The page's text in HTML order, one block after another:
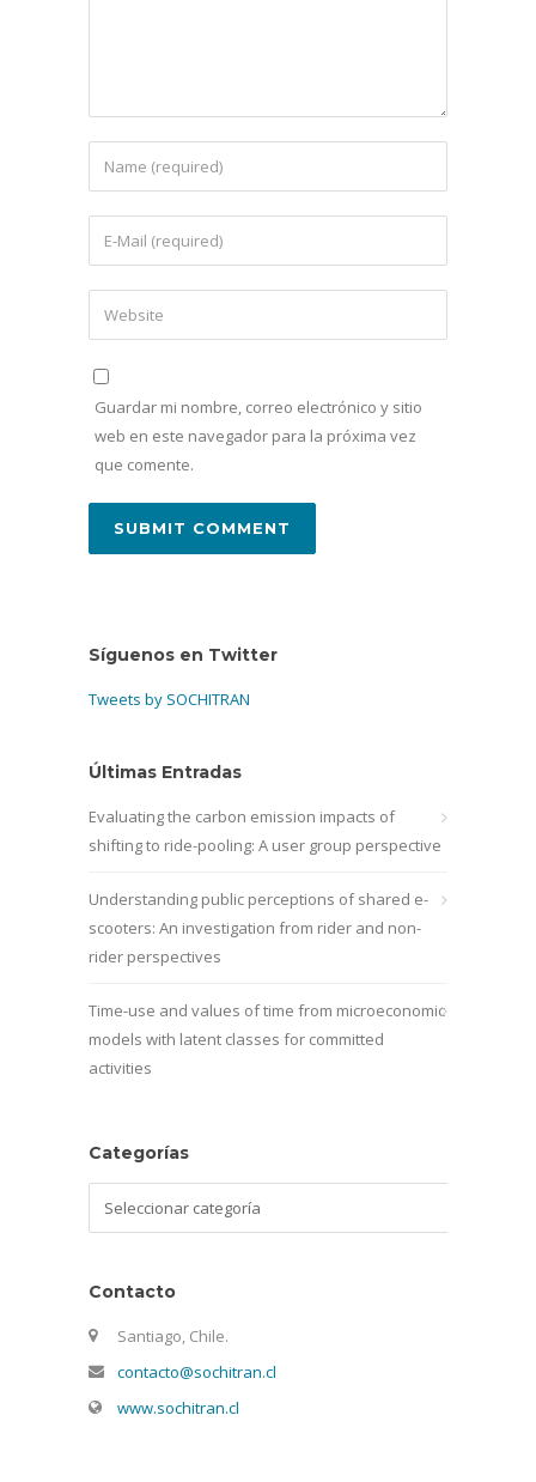
Guardar mi nombre, correo electrónico y sitio
web en este navegador para la próxima vez
que comente.
Síguenos en Twitter
Tweets by SOCHITRAN
Últimas Entradas
Evaluating the carbon emission impacts of
shifting to ride-pooling: A user group perspective
Understanding public perceptions of shared e-
scooters: An investigation from rider and non-
rider perspectives
Time-use and values of time from microeconomic
models with latent classes for committed
activities
Categorías
Contacto
Santiago, Chile.
contacto@sochitran.cl
www.sochitran.cl